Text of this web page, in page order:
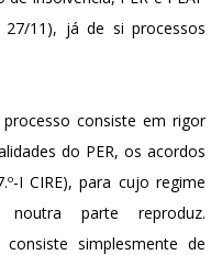
27/11), já de si processos
consiste em rigor
do PER, os acordos
I CIRE), para cujo regime
parte reproduz.
simplesmente de